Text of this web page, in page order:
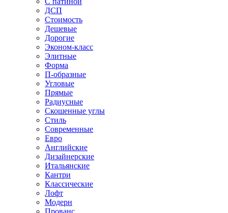
ДСП
Стоимость
Дешевые
Дорогие
Эконом-класс
Элитные
Форма
П-образные
Угловые
Прямые
Радиусные
Скошенные углы
Стиль
Современные
Евро
Английские
Дизайнерские
Итальянские
Кантри
Классические
Лофт
Модерн
Прованс